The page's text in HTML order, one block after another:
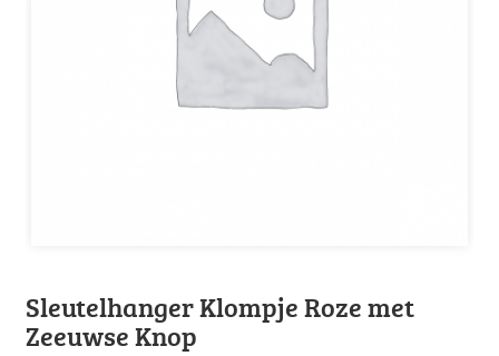
Sleutelhanger Klompje Roze met
Zeeuwse Knop